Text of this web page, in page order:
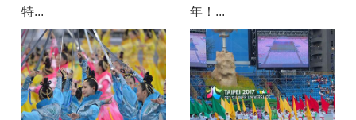
特...
年！...